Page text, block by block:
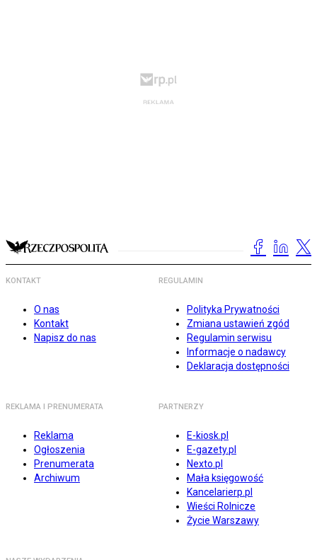
KONTAKT
O nas
Kontakt
Napisz do nas
REGULAMIN
Polityka Prywatności
Zmiana ustawień zgód
Regulamin serwisu
Informacje o nadawcy
Deklaracja dostępności
REKLAMA I PRENUMERATA
Reklama
Ogłoszenia
Prenumerata
Archiwum
PARTNERZY
E-kiosk.pl
E-gazety.pl
Nexto.pl
Mała księgowość
Kancelarierp.pl
Wieści Rolnicze
Życie Warszawy